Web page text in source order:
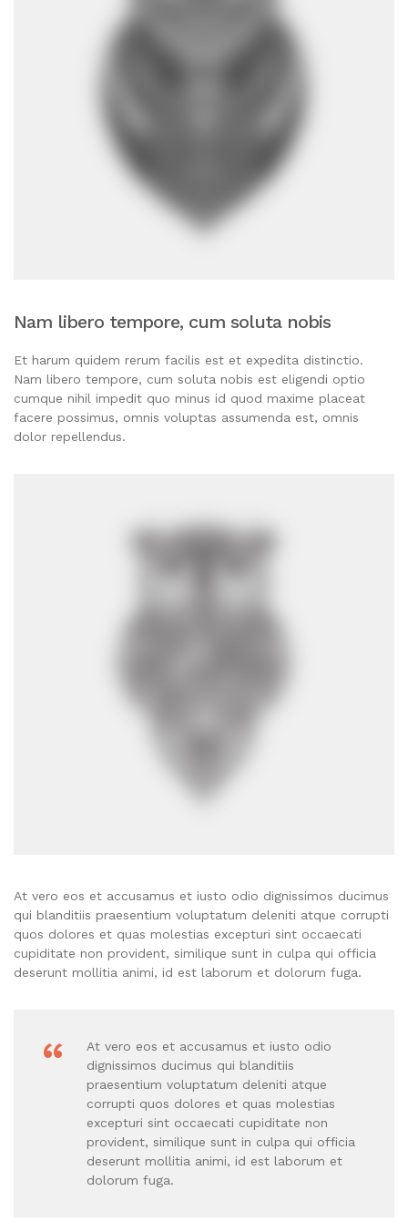
Nam libero tempore, cum soluta nobis
Et harum quidem rerum facilis est et expedita distinctio.
Nam libero tempore, cum soluta nobis est eligendi optio
cumque nihil impedit quo minus id quod maxime placeat
facere possimus, omnis voluptas assumenda est, omnis
dolor repellendus.
At vero eos et accusamus et iusto odio dignissimos ducimus
qui blanditiis praesentium voluptatum deleniti atque corrupti
quos dolores et quas molestias excepturi sint occaecati
cupiditate non provident, similique sunt in culpa qui officia
deserunt mollitia animi, id est laborum et dolorum fuga.
At vero eos et accusamus et iusto odio
dignissimos ducimus qui blanditiis
praesentium voluptatum deleniti atque
corrupti quos dolores et quas molestias
excepturi sint occaecati cupiditate non
provident, similique sunt in culpa qui officia
deserunt mollitia animi, id est laborum et
dolorum fuga.